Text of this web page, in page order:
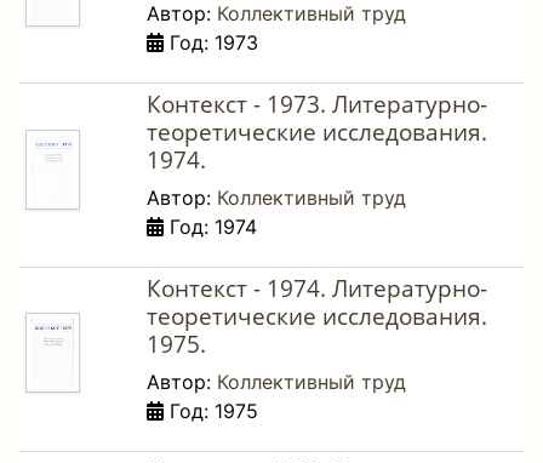
Автор: Коллективный труд
Год: 1973
Контекст - 1973. Литературно-
теоретические исследования.
1974.
Автор: Коллективный труд
Год: 1974
Контекст - 1974. Литературно-
теоретические исследования.
1975.
Автор: Коллективный труд
Год: 1975